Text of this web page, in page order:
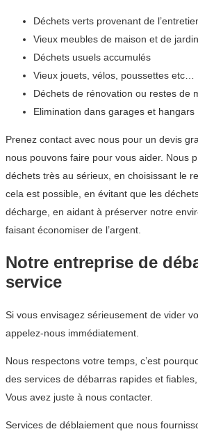
Déchets verts provenant de
Vieux meubles de maison et de jardin
Déchets usuels accumulés
Vieux jouets, vélos, poussettes etc…
Déchets de rénovation ou restes de
Elimination dans garages et hangars
Prenez contact avec nous pour un devis
nous pouvons faire pour vous aider. Nous
déchets très au sérieux, en choisissant le
cela est possible, en évitant que les
décharge, en aidant à préserver notre
faisant économiser de l’argent.
Notre entreprise de
service
Si vous envisagez sérieusement de vider
appelez-nous immédiatement.
Nous respectons votre temps, c’est
des services de débarras rapides et
Vous avez juste à nous contacter.
Services de déblaiement que nous